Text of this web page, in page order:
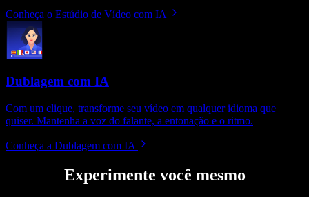
Conheça o Estúdio de Vídeo com IA
Dublagem com IA
Com um clique, transforme seu vídeo em qualquer idioma que
quiser. Mantenha a voz do falante, a entonação e o ritmo.
Conheça a Dublagem com IA
Experimente você mesmo